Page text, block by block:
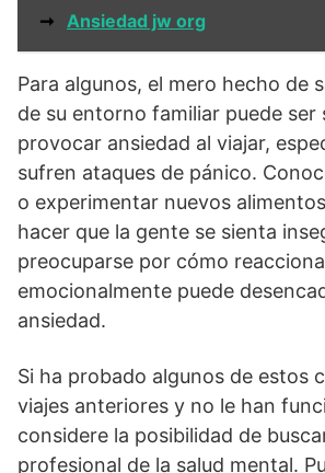
➞ Ansiedad jw org
Para algunos, el mero hecho de
de su entorno familiar puede ser
provocar ansiedad al viajar,
sufren ataques de pánico.
o experimentar nuevos
hacer que la gente se sienta
preocuparse por cómo
emocionalmente puede
ansiedad.
Si ha probado algunos de estos
viajes anteriores y no le han
considere la posibilidad de
profesional de la salud mental.